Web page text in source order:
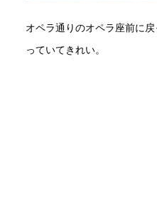
オペラ通りのオペラ座前に
っていてきれい。